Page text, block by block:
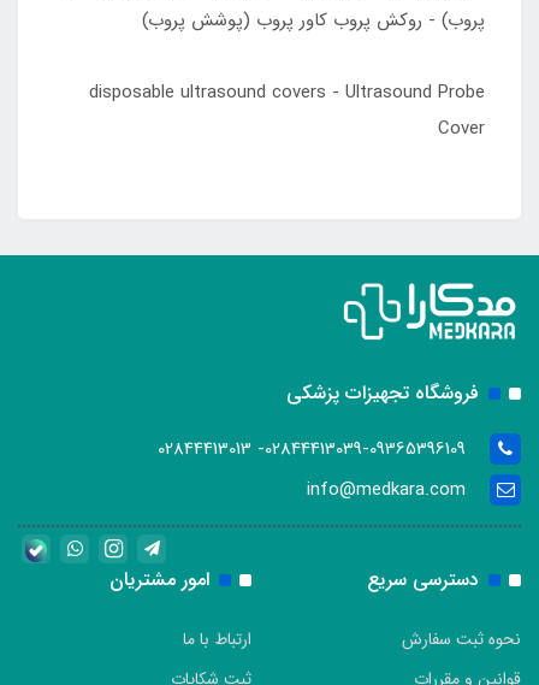
پروب) - روکش پروب کاور پروب (پوشش پروب)
disposable ultrasound covers - Ultrasound Probe
Cover
فروشگاه تجهیزات پزشکی
02844413039-09365396109- 02844413013
info@medkara.com
دسترسی سریع
نحوه ثبت سفارش
قوانین و مقررات
امور مشتریان
ارتباط با ما
ثبت شکایات